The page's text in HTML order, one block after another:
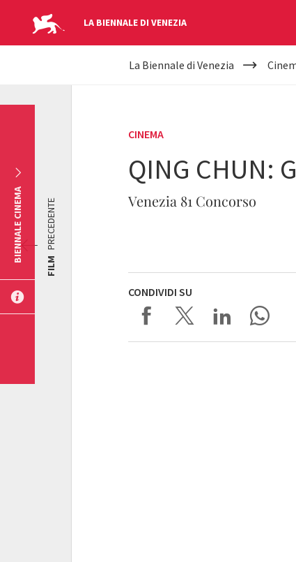
LA BIENNALE DI VENEZIA
YOUR
La Biennale di Venezia
CINEMA
QING CHUN:
Venezia 81 Concorso
CONDIVIDI SU
FILM
PRECEDENTE
BIENNALE CINEMA